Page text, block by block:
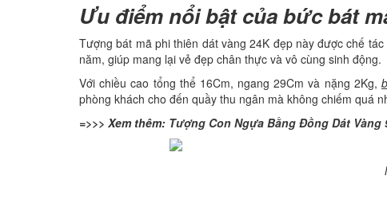
Ưu điểm nổi bật của bức bát
Tượng bát mã phi thiên dát vàng 24K đẹp này được chế
năm, giúp mang lại vẻ đẹp chân thực và vô cùng sinh động.
Với chiều cao tổng thể 16Cm, ngang 29Cm và nặng 2Kg,
phòng khách cho đến quầy thu ngân mà không chiếm quá
=>>> Xem thêm: Tượng Con Ngựa Bằng Đồng Dát Vàng